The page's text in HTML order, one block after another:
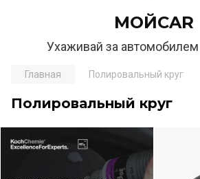
МОЙCAR
Ухаживай за
Главная Полировальный круг
Полировальный круг